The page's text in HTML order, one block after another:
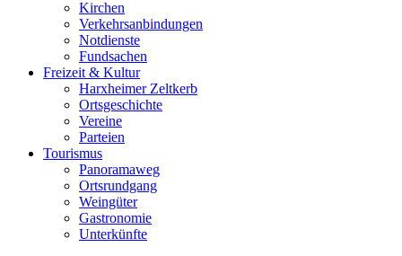
Kirchen
Verkehrsanbindungen
Notdienste
Fundsachen
Freizeit & Kultur
Harxheimer Zeltkerb
Ortsgeschichte
Vereine
Parteien
Tourismus
Panoramaweg
Ortsrundgang
Weingüter
Gastronomie
Unterkünfte